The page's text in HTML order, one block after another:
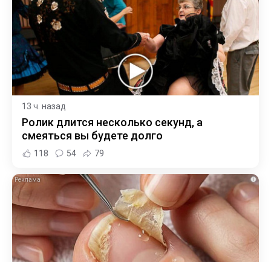
13 ч. назад
Ролик длится несколько секунд, а
смеяться вы будете долго
118 54 79
i